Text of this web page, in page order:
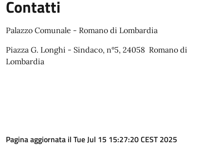
Contatti
Palazzo Comunale - Romano di Lombardia
Piazza G. Longhi - Sindaco, n°5, 24058 Romano di
Lombardia
Pagina aggiornata il Tue Jul 15 15:27:20 CEST 2025